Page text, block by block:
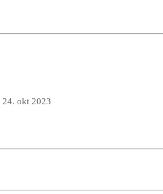
24. okt 2023